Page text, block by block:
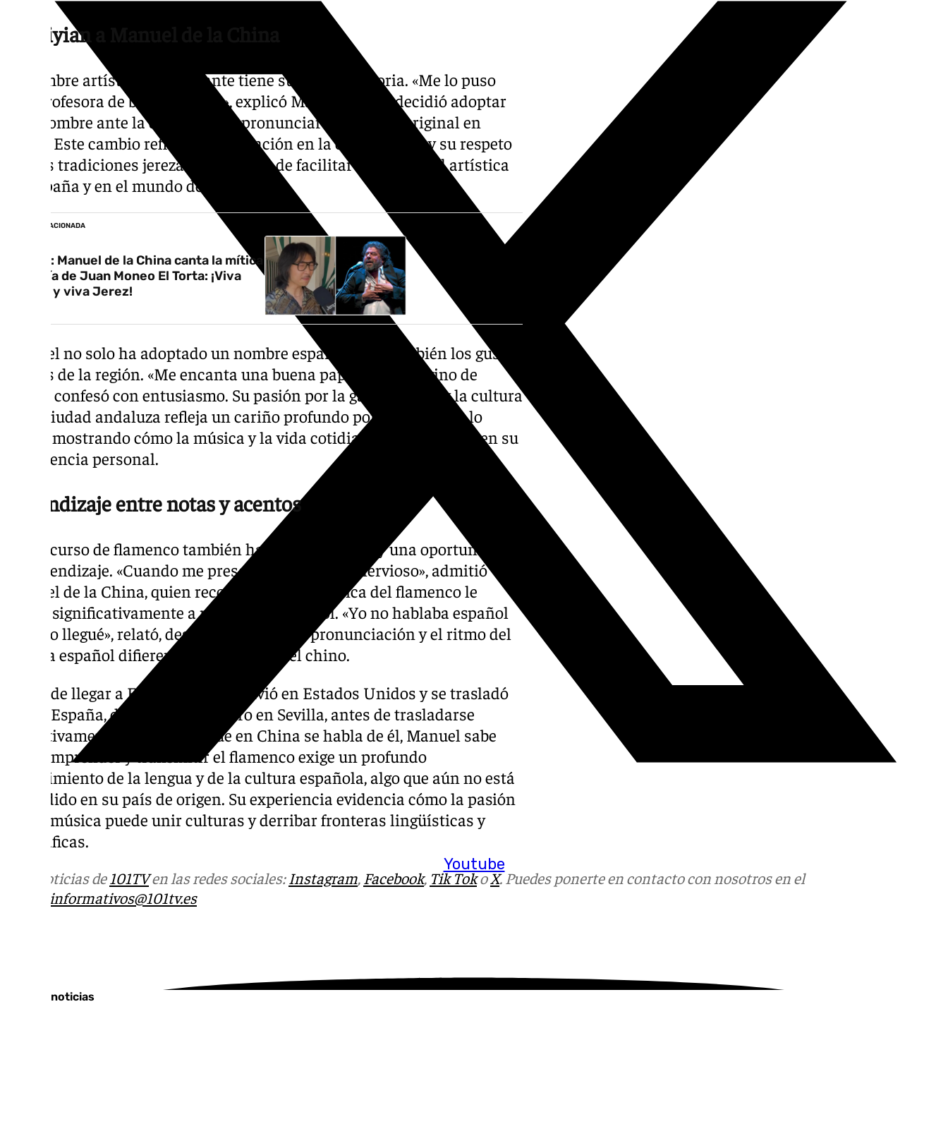
Youtube
De Ziyian a Manuel de la China
El nombre artístico del cantante tiene su propia historia. «Me lo puso
una profesora de baile de Jerez», explicó Manuel, quien decidió adoptar
este nombre ante la dificultad de pronunciar su nombre original en
chino. Este cambio refleja su integración en la cultura local y su respeto
por las tradiciones jerezanas, además de facilitar su identidad artística
en España y en el mundo del flamenco.
NOTICIA RELACIONADA
Vídeo: Manuel de la China canta la mítica
bulería de Juan Moneo El Torta: ¡Viva
Pekín y viva Jerez!
Manuel no solo ha adoptado un nombre español, sino también los gustos
típicos de la región. «Me encanta una buena papa aliñá y el vino de
Jerez», confesó con entusiasmo. Su pasión por la gastronomía y la cultura
de la ciudad andaluza refleja un cariño profundo por la tierra que lo
acoge, mostrando cómo la música y la vida cotidiana se entrelazan en su
experiencia personal.
Aprendizaje entre notas y acentos
El concurso de flamenco también ha sido un desafío y una oportunidad
de aprendizaje. «Cuando me presenté estaba muy nervioso», admitió
Manuel de la China, quien reconoce que la práctica del flamenco le
ayudó significativamente a mejorar su español. «Yo no hablaba español
cuando llegué», relató, destacando cómo la pronunciación y el ritmo del
idioma español difieren enormemente del chino.
Antes de llegar a España, Manuel vivió en Estados Unidos y se trasladó
solo a España, donde vivió primero en Sevilla, antes de trasladarse
definitivamente a Jerez. Aunque en China se habla de él, Manuel sabe
que comprender y transmitir el flamenco exige un profundo
conocimiento de la lengua y de la cultura española, algo que aún no está
extendido en su país de origen. Su experiencia evidencia cómo la pasión
por la música puede unir culturas y derribar fronteras lingüísticas y
geográficas.
Más noticias de101TVen las redes sociales:Instagram, Facebook, Tik TokoX. Puedes ponerte en contacto con nosotros en el
informativos@101tv.es
Últimas noticias